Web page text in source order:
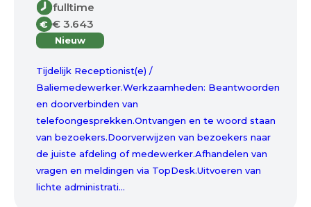
fulltime
€ € 3.643
Nieuw
Tijdelijk Receptionist(e) /
Baliemedewerker.Werkzaamheden: Beantwoorden
en doorverbinden van
telefoongesprekken.Ontvangen en te woord staan
van bezoekers.Doorverwijzen van bezoekers naar
de juiste afdeling of medewerker.Afhandelen van
vragen en meldingen via TopDesk.Uitvoeren van
lichte administrati...